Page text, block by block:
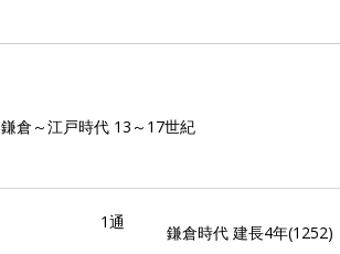
鎌倉～江戸時代 13～17世紀
1通
鎌倉時代 建長4年(1252)